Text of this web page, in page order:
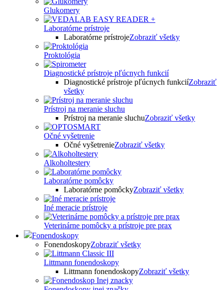
Glukomery
Laboratórne prístroje
Laboratórne prístrojeZobraziť všetky
Proktológia
Diagnostické prístroje pľúcnych funkcií
Diagnostické prístroje pľúcnych funkciíZobraziť
všetky
Prístroj na meranie sluchu
Prístroj na meranie sluchuZobraziť všetky
Očné vyšetrenie
Očné vyšetrenieZobraziť všetky
Alkoholtestery
Laboratórne pomôcky
Laboratórne pomôckyZobraziť všetky
Iné meracie prístroje
Veterinárne pomôcky a prístroje pre prax
Fonendoskopy
FonendoskopyZobraziť všetky
Littmann fonendoskopy
Littmann fonendoskopyZobraziť všetky